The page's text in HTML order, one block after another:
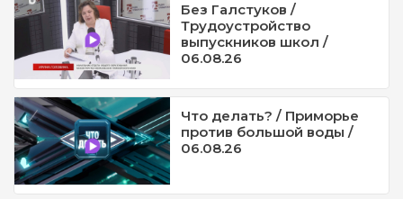
Без Галстуков /
Трудоустройство
выпускников школ /
06.08.26
Что делать? / Приморье
против большой воды /
06.08.26